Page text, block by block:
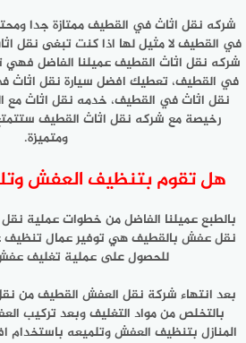
شركه نقل اثاث في القطيف ممتازة جدا
في القطيف لا مثيل لها اذا كنت تبغى نقل
شركه نقل اثاث القطيف عميلنا الفاضل فهي
في القطيف، تعطيك افضل سيارة نقل اثاث
نقل اثاث في القطيف، خدمه نقل اثاث مع
رخيصة مع شركه نقل اثاث القطيف
ومتميزة.
هل تقوم بتنظيف العفش
بالطبع عميلنا الفاضل من خطوات عملية
نقل عفش بالقطيف هي توفير عمال تنظيف
للحصول على عملية تغليف عفش
بعد انتهاء شركة نقل العفش القطيف من
بالتخلص من مواد التغليف وبعد تركيب
المنازل بتنظيف العفش وتلميعه